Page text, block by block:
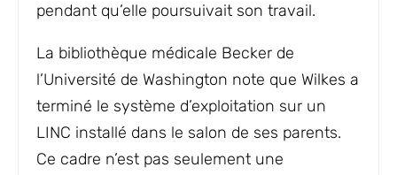
pendant qu’elle poursuivait son travail.
La bibliothèque médicale Becker de
l’Université de Washington note que Wilkes a
terminé le système d’exploitation sur un
LINC installé dans le salon de ses parents.
Ce cadre n’est pas seulement une